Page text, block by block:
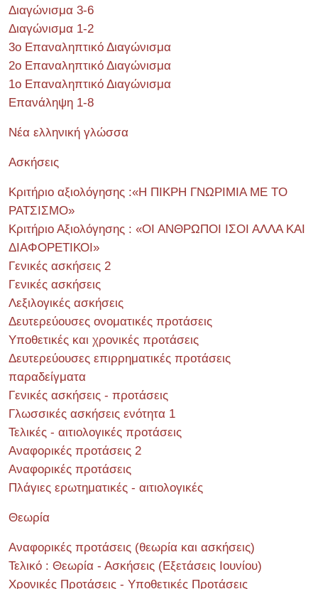
Διαγώνισμα 3-6
Διαγώνισμα 1-2
3ο Επαναληπτικό Διαγώνισμα
2ο Επαναληπτικό Διαγώνισμα
1ο Επαναληπτικό Διαγώνισμα
Επανάληψη 1-8
Νέα ελληνική γλώσσα
Ασκήσεις
Κριτήριο αξιολόγησης :«Η ΠΙΚΡΗ ΓΝΩΡΙΜΙΑ ΜΕ ΤΟ
ΡΑΤΣΙΣΜΟ»
Κριτήριο Αξιολόγησης : «ΟΙ ΑΝΘΡΩΠΟΙ ΙΣΟΙ ΑΛΛΑ ΚΑΙ
ΔΙΑΦΟΡΕΤΙΚΟΙ»
Γενικές ασκήσεις 2
Γενικές ασκήσεις
Λεξιλογικές ασκήσεις
Δευτερεύουσες ονοματικές προτάσεις
Υποθετικές και χρονικές προτάσεις
Δευτερεύουσες επιρρηματικές προτάσεις
παραδείγματα
Γενικές ασκήσεις - προτάσεις
Γλωσσικές ασκήσεις ενότητα 1
Τελικές - αιτιολογικές προτάσεις
Αναφορικές προτάσεις 2
Αναφορικές προτάσεις
Πλάγιες ερωτηματικές - αιτιολογικές
Θεωρία
Αναφορικές προτάσεις (θεωρία και ασκήσεις)
Τελικό : Θεωρία - Ασκήσεις (Εξετάσεις Ιουνίου)
Χρονικές Προτάσεις - Υποθετικές Προτάσεις